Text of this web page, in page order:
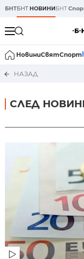
БНТБНТ НОВИНИБНТ
НовиниСвятСпорт
НАЗАД
СЛЕД